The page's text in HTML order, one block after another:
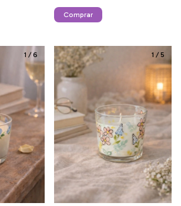
Comprar
1 /6 1 / 5